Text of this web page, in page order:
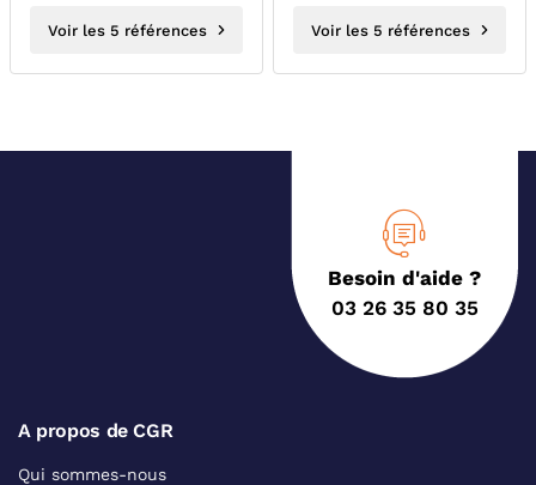
Voir les 5 références Voir les 5 références
Besoin d'aide ?
03 26 35 80 35
A propos de CGR
Qui sommes-nous